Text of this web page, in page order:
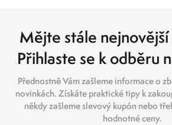
Mějte stále
Přihlaste se k odběru
Přednostně Vám zašleme informace o
novinkách. Získáte praktické tipy k
někdy zašleme slevový kupón nebo
hodnotné ceny.